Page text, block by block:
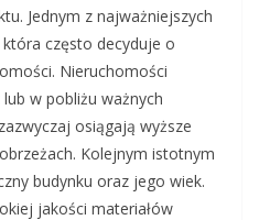
Jednym z najważniejszych
często decyduje o
Nieruchomości
w pobliżu ważnych
osiągają wyższe
Kolejnym istotnym
budynku oraz jego wiek.
jakości materiałów